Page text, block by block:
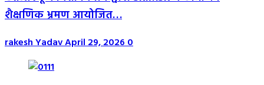
शैक्षणिक भ्रमण आयोजित…
rakesh YadavApril 29, 20260